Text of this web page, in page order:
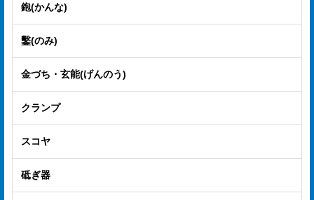
鉋(かんな)
鑿(のみ)
金づち・玄能(げんのう)
クランプ
スコヤ
砥ぎ器